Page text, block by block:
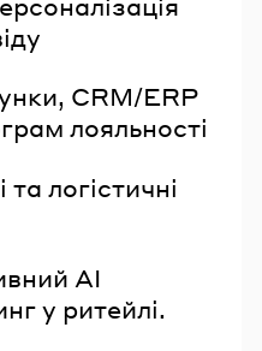
CRM/ERP
лояльності
логістичні
AI
у ритейлі.